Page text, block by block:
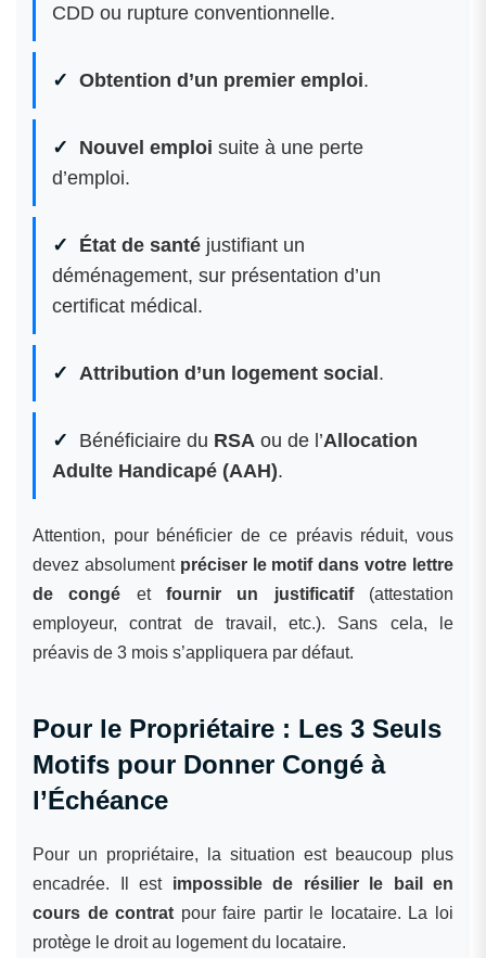
CDD ou rupture conventionnelle.
Obtention d’un premier emploi.
Nouvel emploi suite à une perte
d’emploi.
État de santé justifiant un
déménagement, sur présentation d’un
certificat médical.
Attribution d’un logement social.
Bénéficiaire du RSA ou de l’Allocation
Adulte Handicapé (AAH).
Attention, pour bénéficier de ce préavis réduit, vous
devez absolument préciser le motif dans votre lettre
de congé etfournir un justificatif(attestation
employeur, contrat de travail, etc.). Sans cela, le
préavis de 3 mois s’appliquera par défaut.
Pour le Propriétaire : Les 3 Seuls
Motifs pour Donner Congé à
l’Échéance
Pour un propriétaire, la situation est beaucoup plus
encadrée. Il est impossible de résilier le bail en
cours de contrat pour faire partir le locataire. La loi
protège le droit au logement du locataire.